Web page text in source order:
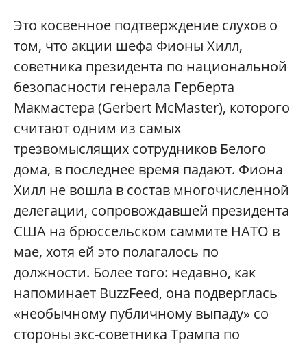
Это косвенное подтверждение слухов о
том, что акции шефа Фионы Хилл,
советника президента по национальной
безопасности генерала Герберта
Макмастера (Gerbert McMaster), которого
считают одним из самых
трезвомыслящих сотрудников Белого
дома, в последнее время падают. Фиона
Хилл не вошла в состав многочисленной
делегации, сопровождавшей президента
США на брюссельском саммите НАТО в
мае, хотя ей это полагалось по
должности. Более того: недавно, как
напоминает BuzzFeed, она подверглась
«необычному публичному выпаду» со
стороны экс-советника Трампа по